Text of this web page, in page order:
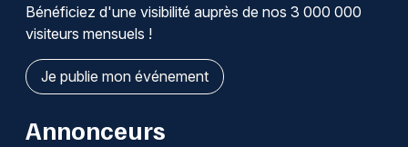
Bénéficiez d'une visibilité auprès de nos 3 000 000
visiteurs mensuels !
Je publie mon événement
Annonceurs